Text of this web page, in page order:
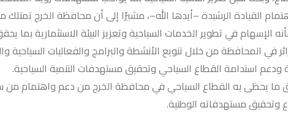
القيادة الرشيدة –أيدها الله–، مشيرًا إلى أن محافظة الخرج
في تطوير الخدمات السياحية وتعزيز البيئة الاستثمارية بما
المحافظة من خلال تنويع الأنشطة والبرامج والفعاليات السياحية
استدامة القطاع السياحي وتحقيق مستهدفات التنمية السياحية.
ما يحظى به القطاع السياحي في محافظة الخرج من دعم
وتحقيق مستهدفاته الوطنية.